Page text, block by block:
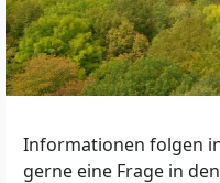
Informationen folgen
gerne eine Frage in